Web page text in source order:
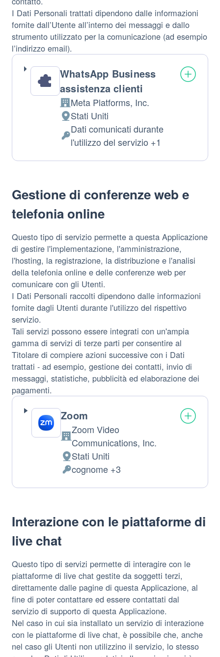
I Dati Personali trattati dipendono dalle informazioni
fornite dall’Utente all’interno dei messaggi e dallo
strumento utilizzato per la comunicazione (ad esempio
l’indirizzo email).
WhatsApp Business
assistenza clienti
Azienda:
Meta Platforms, Inc.
Luogo
del
trattamento:
Stati Uniti
Dati
Dati comunicati durante
l'utilizzo del servizio +1
Gestione di conferenze web e
telefonia online
Questo tipo di servizio permette a questa Applicazione
di gestire l'implementazione, l'amministrazione,
l'hosting, la registrazione, la distribuzione e l'analisi
della telefonia online e delle conferenze web per
comunicare con gli Utenti.
I Dati Personali raccolti dipendono dalle informazioni
fornite dagli Utenti durante l'utilizzo del rispettivo
servizio.
Tali servizi possono essere integrati con un'ampia
gamma di servizi di terze parti per consentire al
Titolare di compiere azioni successive con i Dati
trattati - ad esempio, gestione dei contatti, invio di
messaggi, statistiche, pubblicità ed elaborazione dei
pagamenti.
Zoom
Azienda:
Zoom Video
Communications, Inc.
Luogo
del
trattamento:
Stati Uniti
Dati
Personali
cognome +3
Interazione con le piattaforme di
live chat
Questo tipo di servizi permette di interagire con le
piattaforme di live chat gestite da soggetti terzi,
direttamente dalle pagine di questa Applicazione, al
fine di poter contattare ed essere contattati dal
servizio di supporto di questa Applicazione.
Nel caso in cui sia installato un servizio di interazione
con le piattaforme di live chat, è possibile che, anche
nel caso gli Utenti non utilizzino il servizio, lo stesso